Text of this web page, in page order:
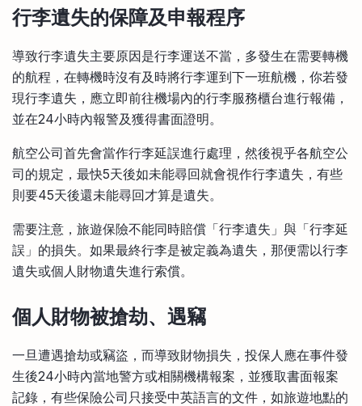
行李遺失的保障及申報程序
導致行李遺失主要原因是行李運送不當，多發生在需要轉機
的航程，在轉機時沒有及時將行李運到下一班航機，你若發
現行李遺失，應立即前往機場內的行李服務櫃台進行報備，
並在24小時內報警及獲得書面證明。
航空公司首先會當作行李延誤進行處理，然後視乎各航空公
司的規定，最快5天後如未能尋回就會視作行李遺失，有些
則要45天後還未能尋回才算是遺失。
需要注意，旅遊保險不能同時賠償「行李遺失」與「行李延
誤」的損失。如果最終行李是被定義為遺失，那便需以行李
遺失或個人財物遺失進行索償。
個人財物被搶劫、遇竊
一旦遭遇搶劫或竊盜，而導致財物損失，投保人應在事件發
生後24小時內當地警方或相關機構報案，並獲取書面報案
記錄，有些保險公司只接受中英語言的文件，如旅遊地點的